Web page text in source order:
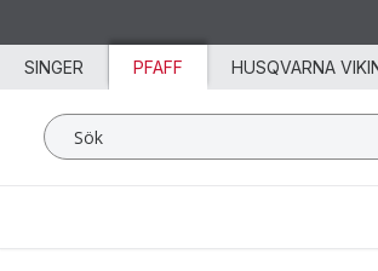
SINGER PFAFF HUSQVARNA
Sök SVP Worldwide